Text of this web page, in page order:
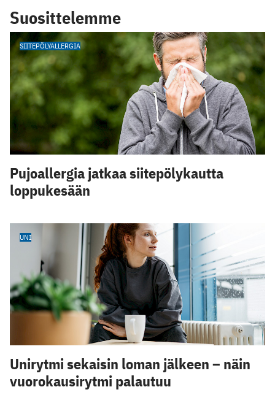
Suosittelemme
SIITEPÖLYALLERGIA
Pujoallergia jatkaa siitepölykautta
loppukesään
UNI
Unirytmi sekaisin loman jälkeen – näin
vuorokausirytmi palautuu